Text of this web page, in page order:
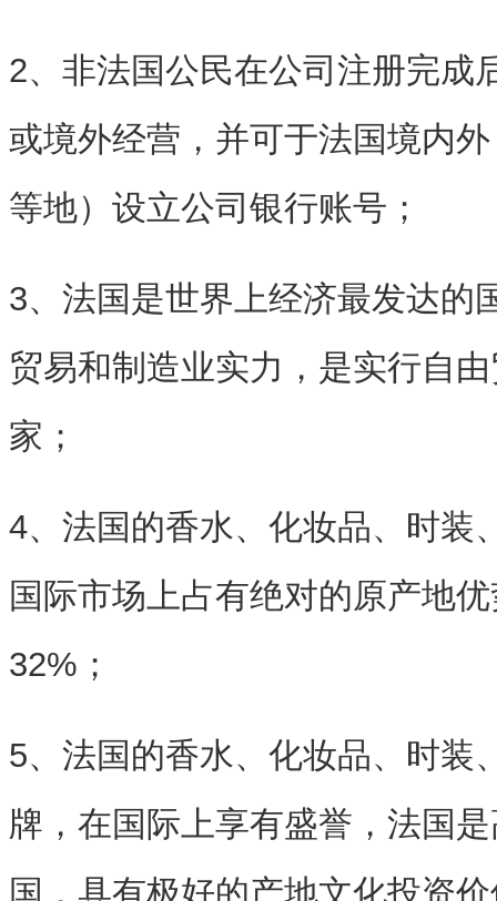
2、非法国公民在公司注册完成
或境外经营，并可于法国境内
等地）设立公司银行账号；
3、法国是世界上经济最发达的
贸易和制造业实力，是实行自
家；
4、法国的香水、化妆品、时装
国际市场上占有绝对的原产地
32%；
5、法国的香水、化妆品、时装
牌，在国际上享有盛誉，法国
国，具有极好的产地文化投资